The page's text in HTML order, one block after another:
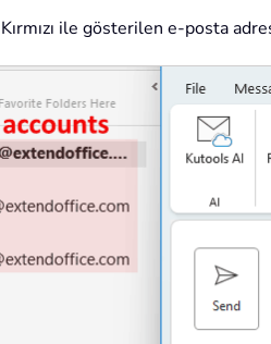
Kırmızı ile gösterilen e-posta